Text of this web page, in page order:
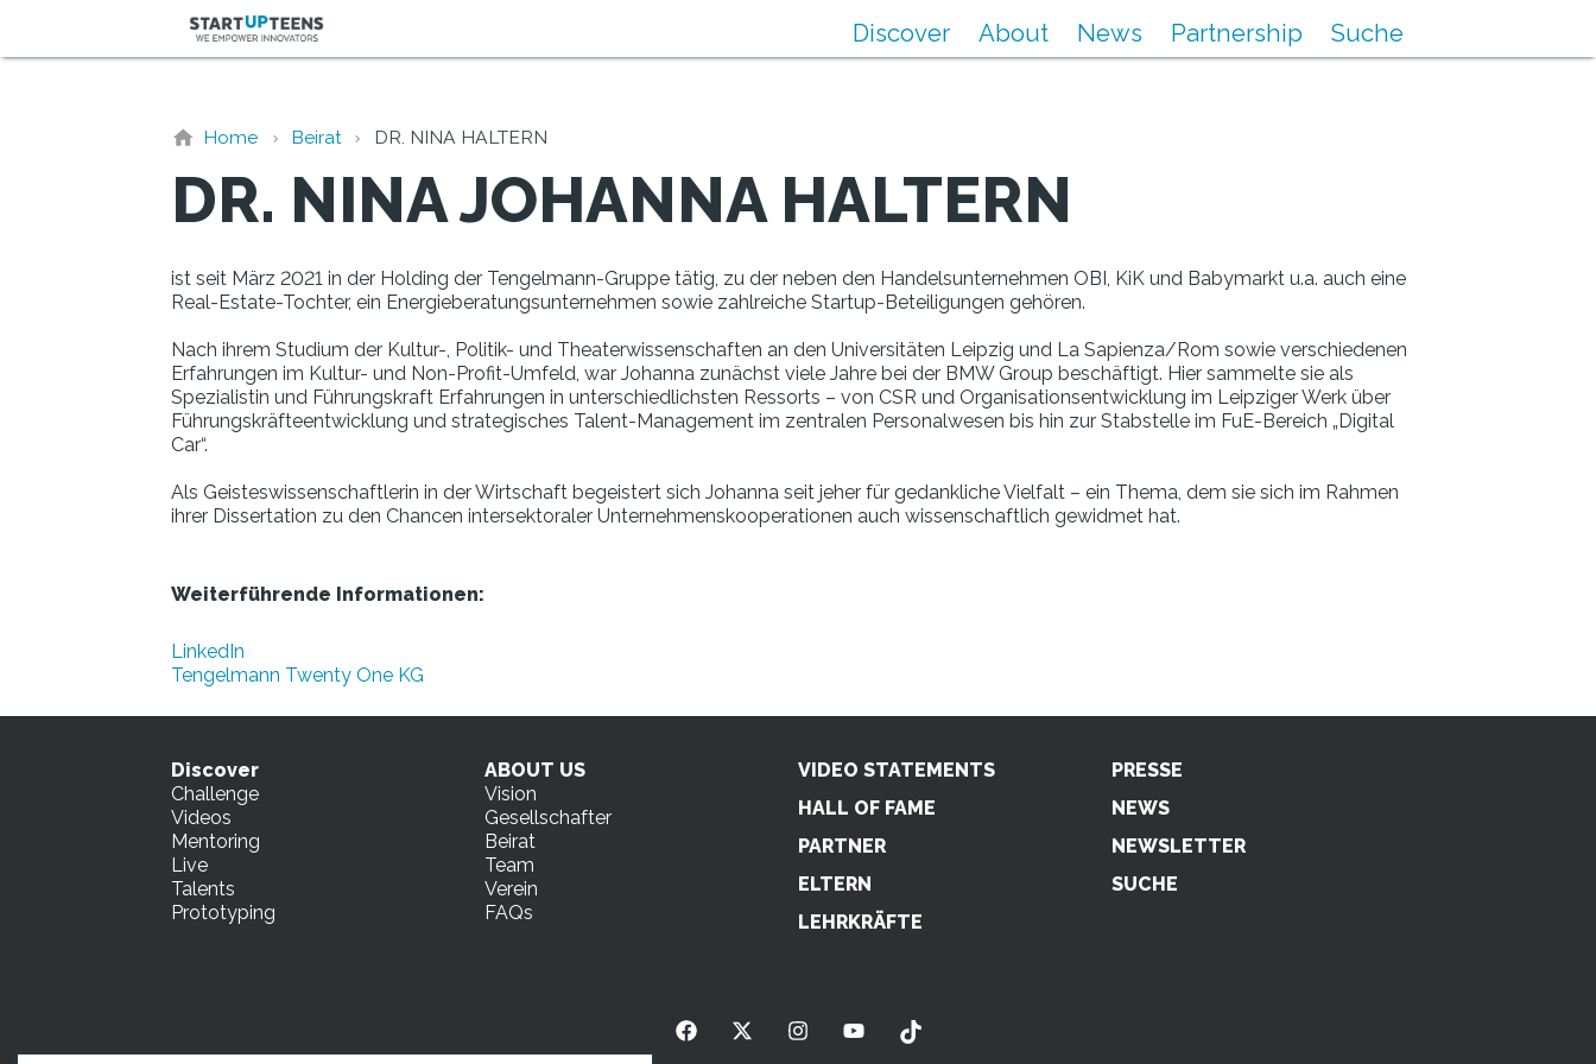
Discover About News Partnership Suche
Home Beirat DR. NINA HALTERN
DR. NINA JOHANNA HALTERN
ist seit März 2021 in der Holding der Tengelmann-Gruppe tätig, zu der neben den Handelsunternehmen OBI, KiK und Babymarkt u.a. auch eine
Real-Estate-Tochter, ein Energieberatungsunternehmen sowie zahlreiche Startup-Beteiligungen gehören.
Nach ihrem Studium der Kultur-, Politik- und Theaterwissenschaften an den Universitäten Leipzig und La Sapienza/Rom sowie verschiedenen
Erfahrungen im Kultur- und Non-Profit-Umfeld, war Johanna zunächst viele Jahre bei der BMW Group beschäftigt. Hier sammelte sie als
Spezialistin und Führungskraft Erfahrungen in unterschiedlichsten Ressorts – von CSR und Organisationsentwicklung im Leipziger Werk über
Führungskräfteentwicklung und strategisches Talent-Management im zentralen Personalwesen bis hin zur Stabstelle im FuE-Bereich „Digital
Car“.
Als Geisteswissenschaftlerin in der Wirtschaft begeistert sich Johanna seit jeher für gedankliche Vielfalt – ein Thema, dem sie sich im Rahmen
ihrer Dissertation zu den Chancen intersektoraler Unternehmenskooperationen auch wissenschaftlich gewidmet hat.
Weiterführende Informationen:
LinkedIn
Tengelmann Twenty One KG
Discover
Challenge
Videos
Mentoring
Live
Talents
Prototyping
ABOUT US
Vision
Gesellschafter
Beirat
Team
Verein
FAQs
VIDEO STATEMENTS
HALL OF FAME
PARTNER
ELTERN
LEHRKRÄFTE
PRESSE
NEWS
NEWSLETTER
SUCHE